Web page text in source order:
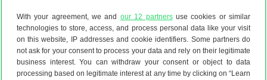
With your agreement, we and our 12 partnersuse cookies or similar
technologies to store, access, and process personal data like your visit
on this website, IP addresses and cookie identifiers. Some partners do
not ask for your consent to process your data and rely on their legitimate
business interest. You can withdraw your consent or object to data
processing based on legitimate interest at any time by clicking on “Learn